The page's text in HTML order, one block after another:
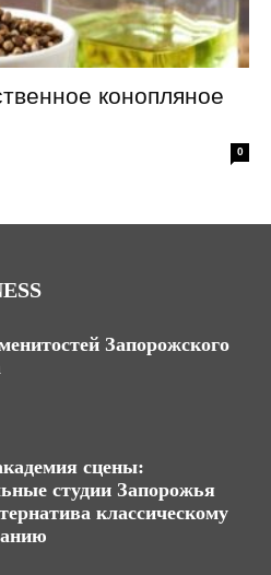
конопляное
0
Запорожского
сцены:
студии Запорожья
классическому